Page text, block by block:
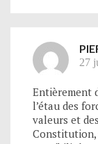
27
Entièrement
l’étau des
valeurs et
Constitution,